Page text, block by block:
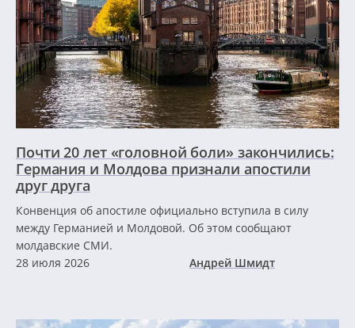
Почти 20 лет «головной боли» закончились:
Германия и Молдова признали апостили
друг друга
Конвенция об апостиле официально вступила в силу
между Германией и Молдовой. Об этом сообщают
молдавские СМИ.
28 июля 2026
Андрей Шмидт